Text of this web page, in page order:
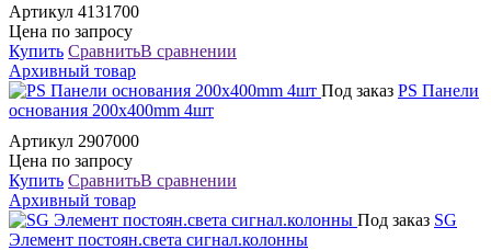
Артикул 4131700
Цена по запросу
Купить СравнитьВ сравнении
Архивный товар
Под заказ PS Панели
основания 200x400mm 4шт
Артикул 2907000
Цена по запросу
Купить СравнитьВ сравнении
Архивный товар
Под заказ SG
Элемент постоян.света сигнал.колонны